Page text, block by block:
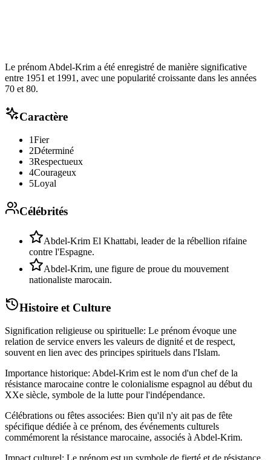
Le prénom Abdel-Krim a été enregistré de manière significative
entre 1951 et 1991, avec une popularité croissante dans les années
70 et 80.
Caractère
1Fier
2Déterminé
3Respectueux
4Courageux
5Loyal
Célébrités
Abdel-Krim El Khattabi, leader de la rébellion rifaine
contre l'Espagne.
Abdel-Krim, une figure de proue du mouvement
nationaliste marocain.
Histoire et Culture
Signification religieuse ou spirituelle: Le prénom évoque une
relation de service envers les valeurs de dignité et de respect,
souvent en lien avec des principes spirituels dans l'Islam.
Importance historique: Abdel-Krim est le nom d'un chef de la
résistance marocaine contre le colonialisme espagnol au début du
XXe siècle, symbole de la lutte pour l'indépendance.
Célébrations ou fêtes associées: Bien qu'il n'y ait pas de fête
spécifique dédiée à ce prénom, des événements culturels
commémorent la résistance marocaine, associés à Abdel-Krim.